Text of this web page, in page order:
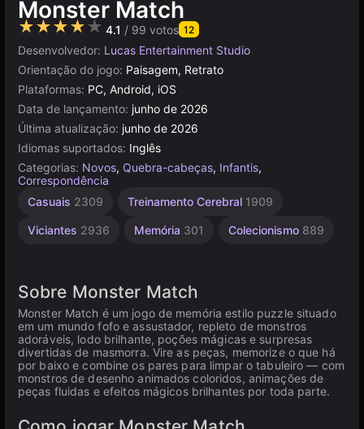
Monster Match
★★★★★ 4.1 / 99 votos 12
Desenvolvedor: Lucas Entertainment Studio
Orientação do jogo: Paisagem, Retrato
Plataformas: PC, Android, iOS
Data de lançamento: junho de 2026
Última atualização: junho de 2026
Idiomas suportados: Inglês
Categorias: Novos, Quebra-cabeças, Infantis,
Correspondência
Casuais 2309 Treinamento Cerebral 1909
Viciantes 2936 Memória 301 Colecionismo 889
Sobre Monster Match
Monster Match é um jogo de memória estilo puzzle situado
em um mundo fofo e assustador, repleto de monstros
adoráveis, lodo brilhante, poções mágicas e surpresas
divertidas de masmorra. Vire as peças, memorize o que há
por baixo e combine os pares para limpar o tabuleiro — com
monstros de desenho animados coloridos, animações de
peças fluidas e efeitos mágicos brilhantes por toda parte.